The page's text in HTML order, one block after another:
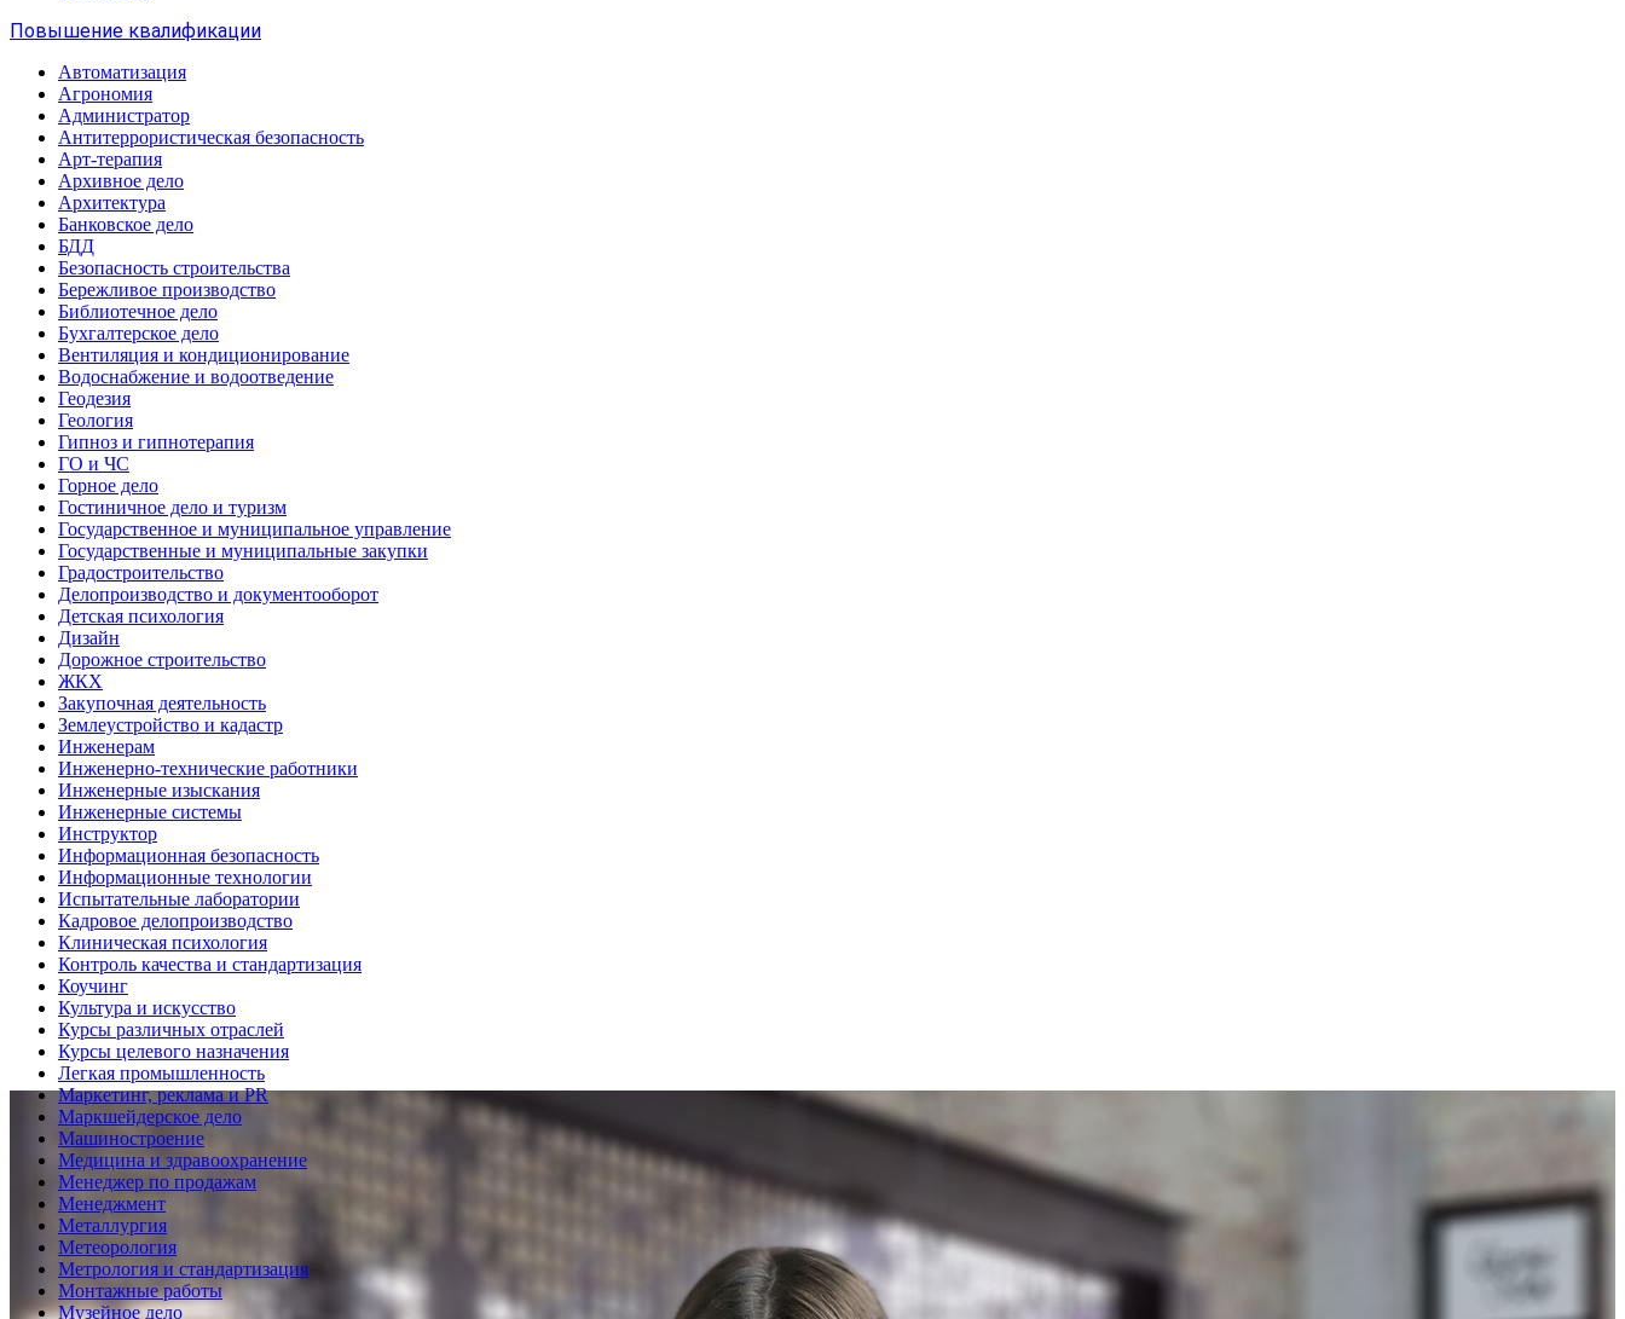
Повышение квалификации
Автоматизация
Агрономия
Администратор
Антитеррористическая безопасность
Арт-терапия
Архивное дело
Архитектура
Банковское дело
БДД
Безопасность строительства
Бережливое производство
Библиотечное дело
Бухгалтерское дело
Вентиляция и кондиционирование
Водоснабжение и водоотведение
Геодезия
Геология
Гипноз и гипнотерапия
ГО и ЧС
Горное дело
Гостиничное дело и туризм
Государственное и муниципальное управление
Государственные и муниципальные закупки
Градостроительство
Делопроизводство и документооборот
Детская психология
Дизайн
Дорожное строительство
ЖКХ
Закупочная деятельность
Землеустройство и кадастр
Инженерам
Инженерно-технические работники
Инженерные изыскания
Инженерные системы
Инструктор
Информационная безопасность
Информационные технологии
Испытательные лаборатории
Кадровое делопроизводство
Клиническая психология
Контроль качества и стандартизация
Коучинг
Культура и искусство
Курсы различных отраслей
Курсы целевого назначения
Легкая промышленность
Маркетинг, реклама и PR
Маркшейдерское дело
Машиностроение
Медицина и здравоохранение
Менеджер по продажам
Менеджмент
Металлургия
Метеорология
Метрология и стандартизация
Монтажные работы
Музейное дело